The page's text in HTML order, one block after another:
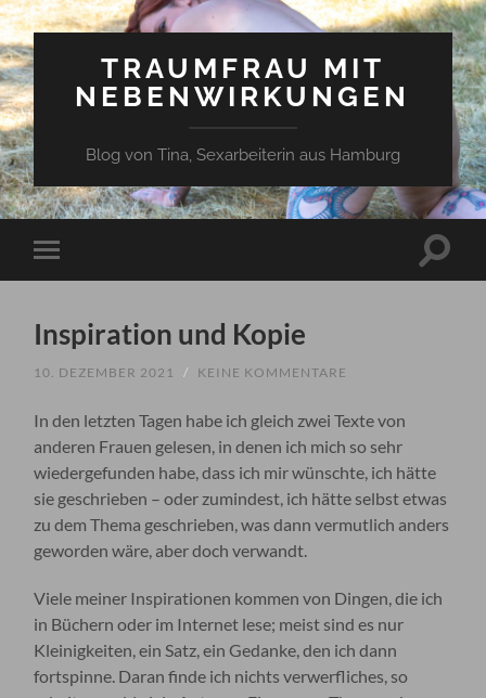
TRAUMFRAU MIT
NEBENWIRKUNGEN
Blog von Tina, Sexarbeiterin aus Hamburg
Mobile-
Menü
Inspiration und Kopie
10. DEZEMBER 2021 / KEINE KOMMENTARE
In den letzten Tagen habe ich gleich zwei Texte von
anderen Frauen gelesen, in denen ich mich so sehr
wiedergefunden habe, dass ich mir wünschte, ich hätte
sie geschrieben – oder zumindest, ich hätte selbst etwas
zu dem Thema geschrieben, was dann vermutlich anders
geworden wäre, aber doch verwandt.
Viele meiner Inspirationen kommen von Dingen, die ich
in Büchern oder im Internet lese; meist sind es nur
Kleinigkeiten, ein Satz, ein Gedanke, den ich dann
fortspinne. Daran finde ich nichts verwerfliches, so